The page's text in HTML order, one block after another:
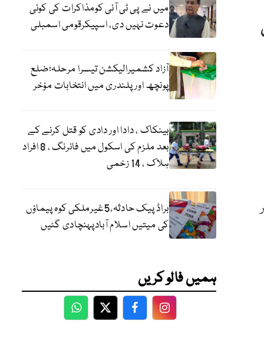
میں نے پی ٹی آئی کومذاکرات کی کوئی
دعوت نہیں دی، اسپیکرقومی اسمبلی
آزاد کشمیرالیکشن تیسرا مرحلہ؛ضلع
پونچھ اور پلندری میں انتخابات مؤخر
بینکاک ، دادا اور دادی کو قتل کرنے کے
بعد ملزم کی اسکول میں فائرنگ ، 8 افراد
ہلاک ، 14 زخمی
براڈ پیک حادثہ،5غیرملکی کوہ پیماؤں
کی میتیں اسلام آبادپہنچادی گئیں
ہمیں فالو کریں
WhatsApp
TwitterFacebookFacebook